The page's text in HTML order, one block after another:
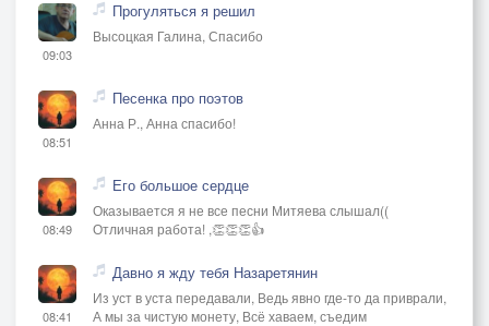
09:03
Прогуляться я решил
Высоцкая Галина, Спасибо
08:51
Песенка про поэтов
Анна Р., Анна спасибо!
08:49
Его большое сердце
Оказывается я не все песни Митяева слышал((
Отличная работа! ,👏👏👏👍
08:41
Давно я жду тебя Назаретянин
Из уст в уста передавали, Ведь явно где-то да приврали,
А мы за чистую монету, Всё хаваем, съедим